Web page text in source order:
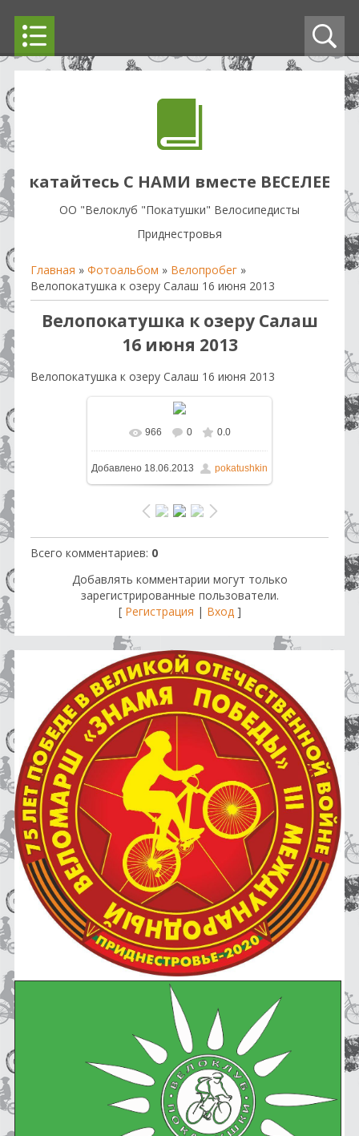
катайтесь С НАМИ вместе ВЕСЕЛЕЕ
OO "Велоклуб "Покатушки" Велосипедисты
Приднестровья
Главная » Фотоальбом » Велопробег »
Велопокатушка к озеру Салаш 16 июня 2013
Велопокатушка к озеру Салаш
16 июня 2013
Велопокатушка к озеру Салаш 16 июня 2013
В реальном размере 1600x1200
/ 124.4Kb
966 0 0.0
Добавлено 18.06.2013 pokatushkin
Всего комментариев: 0
Добавлять комментарии могут только
зарегистрированные пользователи.
[ Регистрация | Вход]